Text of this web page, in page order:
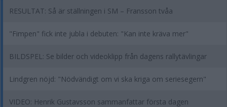
RESULTAT: Så är ställningen i SM – Fransson tvåa
"Fimpen" fick inte jubla i debuten: "Kan inte kräva mer"
BILDSPEL: Se bilder och videoklipp från dagens rallytävlingar
Lindgren nöjd: "Nödvändigt om vi ska kriga om seriesegern"
VIDEO: Henrik Gustavsson sammanfattar första dagen